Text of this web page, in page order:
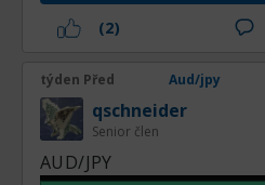
(2)
týden Před Aud/jpy
qschneider
Senior člen
AUD/JPY